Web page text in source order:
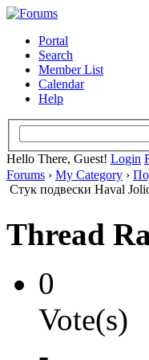
Portal
Search
Member List
Calendar
Help
Hello There, Guest! Login
Forums › My Category ›
Стук подвески Haval
Thread
0
Vote(s)